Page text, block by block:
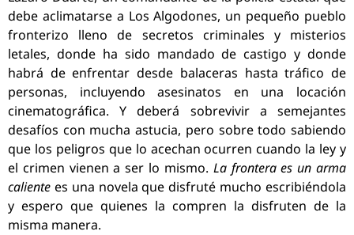
debe aclimatarse a Los Algodones, un pequeño pueblo
fronterizo lleno de secretos criminales y misterios
letales, donde ha sido mandado de castigo y donde
habrá de enfrentar desde balaceras hasta tráfico de
personas, incluyendo asesinatos en una locación
cinematográfica. Y deberá sobrevivir a semejantes
desafíos con mucha astucia, pero sobre todo sabiendo
que los peligros que lo acechan ocurren cuando la ley y
el crimen vienen a ser lo mismo. La frontera es un arma
caliente es una novela que disfruté mucho escribiéndola
y espero que quienes la compren la disfruten de la
misma manera.